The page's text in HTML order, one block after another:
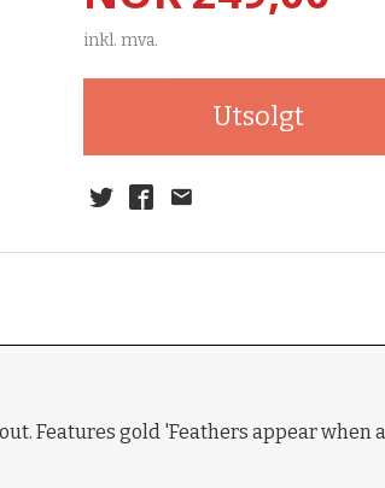
inkl. mva.
Utsolgt
Features gold 'Feathers appear when